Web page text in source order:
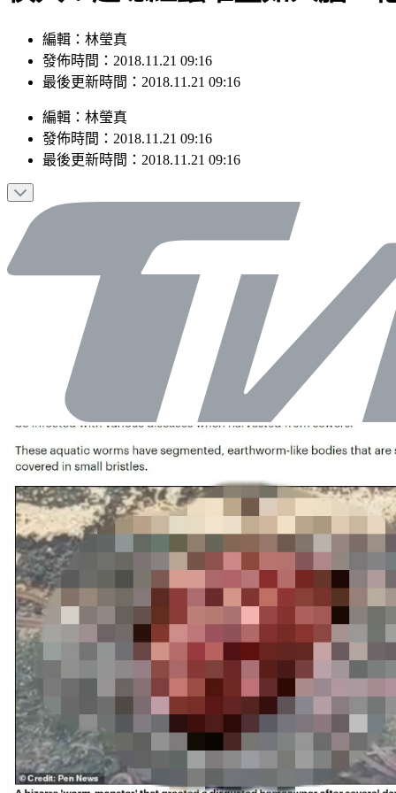
編輯：林瑩真
發佈時間：2018.11.21 09:16
最後更新時間：2018.11.21 09:16
編輯 ： 林瑩真
發佈時間： 2018.11.21 09:16
最後更新時間： 2018.11.21 09:16